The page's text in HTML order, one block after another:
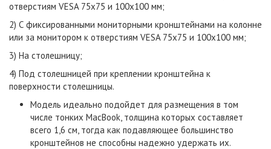
отверстиям VESA 75х75 и 100х100 мм;
2) С фиксированными мониторными кронштейнами на колонне
или за монитором к отверстиям VESA 75х75 и 100х100 мм;
3) На столешницу;
4) Под столешницей при креплении кронштейна к
поверхности столешницы.
Модель идеально подойдет для размещения в том
числе тонких MacBook, толщина которых составляет
всего 1,6 см, тогда как подавляющее большинство
кронштейнов не способны надежно удержать их.